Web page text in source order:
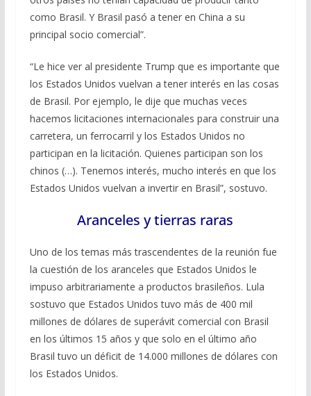
como Brasil. Y Brasil pasó a tener en China a su
principal socio comercial”.
“Le hice ver al presidente Trump que es importante que
los Estados Unidos vuelvan a tener interés en las cosas
de Brasil. Por ejemplo, le dije que muchas veces
hacemos licitaciones internacionales para construir una
carretera, un ferrocarril y los Estados Unidos no
participan en la licitación. Quienes participan son los
chinos (…). Tenemos interés, mucho interés en que los
Estados Unidos vuelvan a invertir en Brasil”, sostuvo.
Aranceles y tierras raras
Uno de los temas más trascendentes de la reunión fue
la cuestión de los aranceles que Estados Unidos le
impuso arbitrariamente a productos brasileños. Lula
sostuvo que Estados Unidos tuvo más de 400 mil
millones de dólares de superávit comercial con Brasil
en los últimos 15 años y que solo en el último año
Brasil tuvo un déficit de 14.000 millones de dólares con
los Estados Unidos.